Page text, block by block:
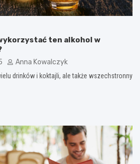
ten alkohol w
Anna Kowalczyk
drinków i koktajli, ale także wszechstronny